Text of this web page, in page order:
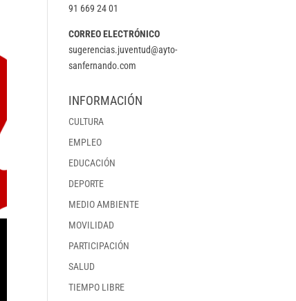
91 669 24 01
CORREO ELECTRÓNICO
sugerencias.juventud@ayto-
sanfernando.com
INFORMACIÓN
CULTURA
EMPLEO
EDUCACIÓN
DEPORTE
MEDIO AMBIENTE
MOVILIDAD
PARTICIPACIÓN
SALUD
TIEMPO LIBRE